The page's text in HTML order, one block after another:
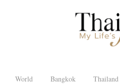
World Bangkok Thailand